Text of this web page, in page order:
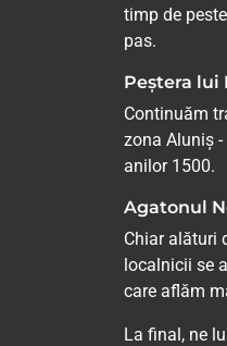
timp de
pas.
Peștera lui
Continuăm
zona Aluniș
anilor 1500.
Agatonul
Chiar alături
localnicii se
care aflăm
La final, ne